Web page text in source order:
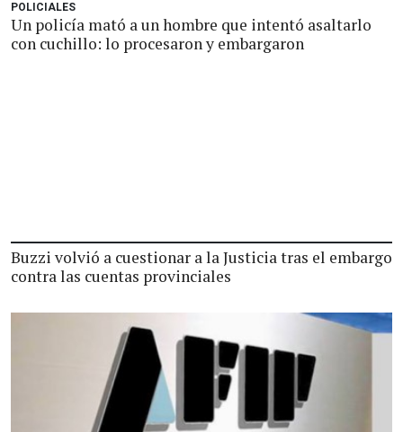
POLICIALES
Un policía mató a un hombre que intentó asaltarlo
con cuchillo: lo procesaron y embargaron
Buzzi volvió a cuestionar a la Justicia tras el embargo
contra las cuentas provinciales